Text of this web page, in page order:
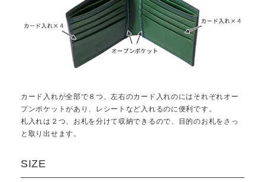
カード入れが全部で８つ、左右のカード入れのにはそれぞれオー
プンポケットがあり、レシートなど入れるのに便利です。
札入れは２つ、お札を分けて収納できるので、目的のお札をさっ
と取り出せます。
SIZE